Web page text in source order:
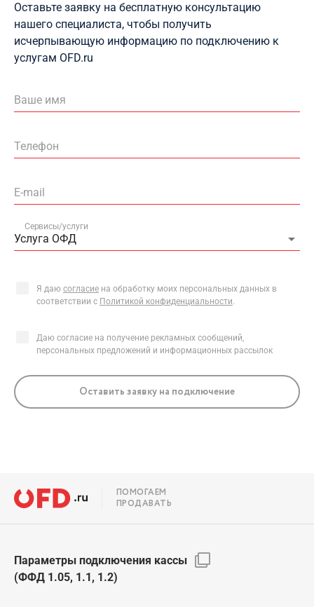
Оставьте заявку на бесплатную консультацию
нашего специалиста, чтобы получить
исчерпывающую информацию по подключению к
услугам OFD.ru
Ваше имя
Телефон
E-mail
Сервисы/услуги
Услуга ОФД
Я даю согласие на обработку моих персональных данных в
соответствии с Политикой конфиденциальности.
Даю согласие на получение рекламных сообщений,
персональных предложений и информационных рассылок
Оставить заявку на подключение
ПОМОГАЕМ
ПРОДАВАТЬ
Параметры подключения кассы
(ФФД 1.05, 1.1, 1.2)